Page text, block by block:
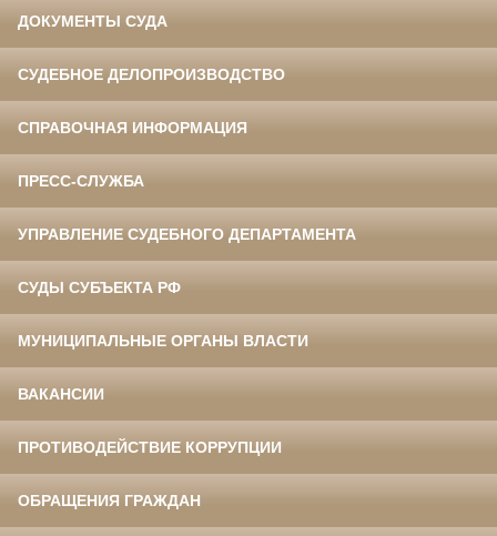
ДОКУМЕНТЫ СУДА
СУДЕБНОЕ ДЕЛОПРОИЗВОДСТВО
СПРАВОЧНАЯ ИНФОРМАЦИЯ
ПРЕСС-СЛУЖБА
УПРАВЛЕНИЕ СУДЕБНОГО ДЕПАРТАМЕНТА
СУДЫ СУБЪЕКТА РФ
МУНИЦИПАЛЬНЫЕ ОРГАНЫ ВЛАСТИ
ВАКАНСИИ
ПРОТИВОДЕЙСТВИЕ КОРРУПЦИИ
ОБРАЩЕНИЯ ГРАЖДАН